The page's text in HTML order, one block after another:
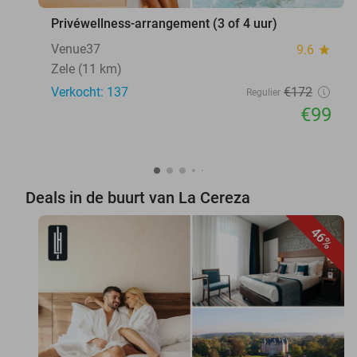
Privéwellness-arrangement (3 of 4 uur)
Venue37
9.6 star
Zele (11 km)
Verkocht: 137
Regulier €172
€99
Deals in de buurt van La Cereza
46%